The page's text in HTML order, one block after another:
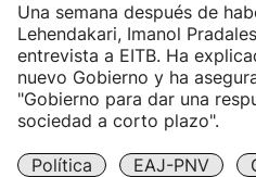
Una semana después de
Lehendakari, Imanol
entrevista a EITB. Ha
nuevo Gobierno y ha
"Gobierno para dar una
sociedad a corto plazo".
Política EAJ-PNV